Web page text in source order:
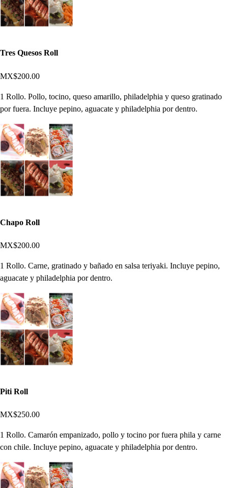
Tres Quesos Roll
MX$200.00
1 Rollo. Pollo, tocino, queso amarillo, philadelphia y queso gratinado
por fuera. Incluye pepino, aguacate y philadelphia por dentro.
Chapo Roll
MX$200.00
1 Rollo. Carne, gratinado y bañado en salsa teriyaki. Incluye pepino,
aguacate y philadelphia por dentro.
Piti Roll
MX$250.00
1 Rollo. Camarón empanizado, pollo y tocino por fuera phila y carne
con chile. Incluye pepino, aguacate y philadelphia por dentro.